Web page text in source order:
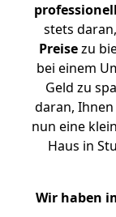
stets
Preisezu
bei einem
Geld zu
daran, Ihnen
nun eine
Haus in
Wir haben